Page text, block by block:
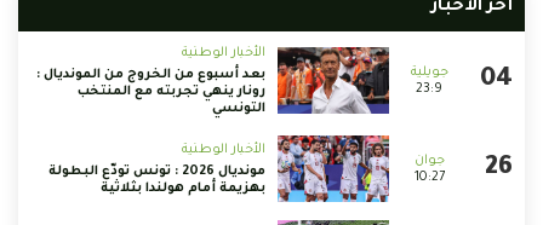
أخر الأخبار
23:9
الأخبار الوطنية
بعد أسبوع من الخروج من المونديال :
رونار ينهي تجربته مع المنتخب
التونسي
10:27
الأخبار الوطنية
مونديال 2026 : تونس تودّع البطولة
بهزيمة أمام هولندا بثلاثية